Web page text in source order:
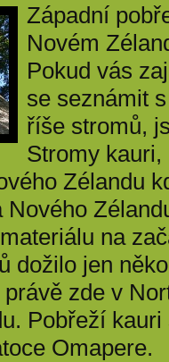
Západní
Novém
Pokud vás
se seznámit
říše stromů,
Stromy
Zélandu
na
dožilo jen
zde v
Pobřeží
Omapere.